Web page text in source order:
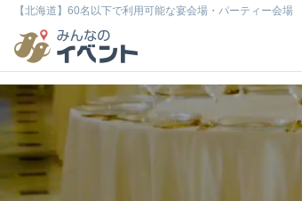
【北海道】60名以下で利用可能な宴会場・パーティー会場